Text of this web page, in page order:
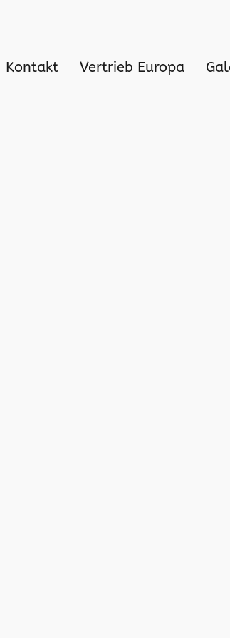
Kontakt Vertrieb Europa